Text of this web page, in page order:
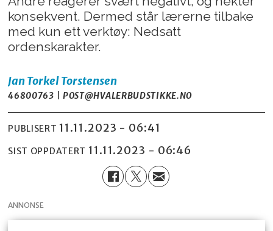
konsekvent. Dermed står lærerne tilbake
med kun ett verktøy: Nedsatt
ordenskarakter.
Jan TorkelTorstensen
46800763 | POST@HVALERBUDSTIKKE.NO
PUBLISERT 11.11.2023 - 06:41
SIST OPPDATERT 11.11.2023 - 06:46
ANNONSE